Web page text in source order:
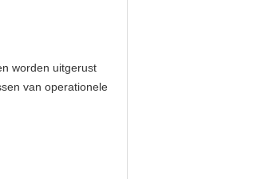
worden uitgerust
van operationele